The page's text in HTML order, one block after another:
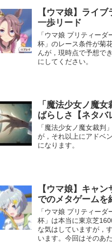
【ウマ娘】ライ
一歩リード
「ウマ娘 プリティー
杯」のレース条件が菊
んが，現時点で予想で
にしてください。
「魔法少女ノ魔
ばらしさ【ネタバ
「魔法少女ノ魔女裁判
が，それ以上にアドベ
になります。
【ウマ娘】キャ
でのメタゲームを
「ウマ娘 プリティー
杯」は本当に東京芝
な気はしていますが，
います。今回はそのあ